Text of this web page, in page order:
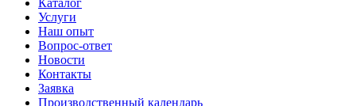
Каталог
Услуги
Наш опыт
Вопрос-ответ
Новости
Контакты
Заявка
Производственный календарь